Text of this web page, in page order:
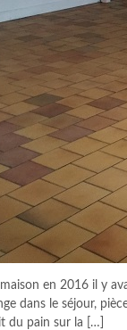
en 2016 il y
dans le séjour,
du pain sur la […]